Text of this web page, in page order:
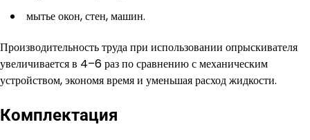
мытье окон, стен, машин.
Производительность труда при использовании опрыскивателя
увеличивается в 4–6 раз по сравнению с механическим
устройством, экономя время и уменьшая расход жидкости.
Комплектация